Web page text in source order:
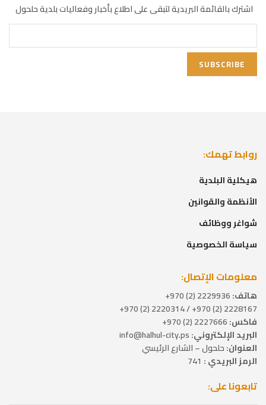
اشترك بالقائمة البريدية لتبقى على اطلاع بأخبار وفعاليات بلدية حلحول
روابط تهمك:
هيكلية البلدية
الأنظمة والقوانين
شواغر ووظائف
سياسة الخصوصية
معلومات الإتصال:
هاتف:
2228167 (2) 970+ / 2220314 (2) 970+
فاكس:
البريد الإلكتروني:
العنوان:حلحول – الشارع الرئيسي
الرمز البريدي :
تابعونا على: